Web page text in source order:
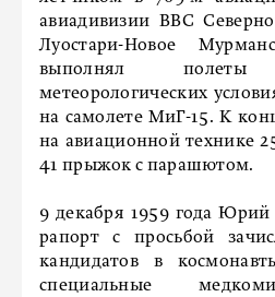
авиадивизии ВВС
Луостари-Новое
выполнял
метеорологических
на самолете МиГ-15. К
на авиационной технике
41 прыжок с парашютом.
9 декабря 1959 года Юрий
рапорт с просьбой
кандидатов в
специальные